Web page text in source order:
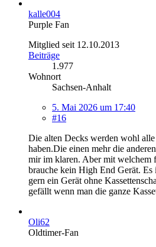
kalle004
Purple Fan
Mitglied seit 12.10.2013
Beiträge
1.977
Wohnort
Sachsen-Anhalt
5. Mai 2026 um 17:40
#16
Die alten Decks werden wohl
haben.Die einen mehr die
mir im klaren. Aber mit welchem
brauche kein High End Gerät.
gern ein Gerät ohne
gefällt wenn man die ganze
Oli62
Oldtimer-Fan